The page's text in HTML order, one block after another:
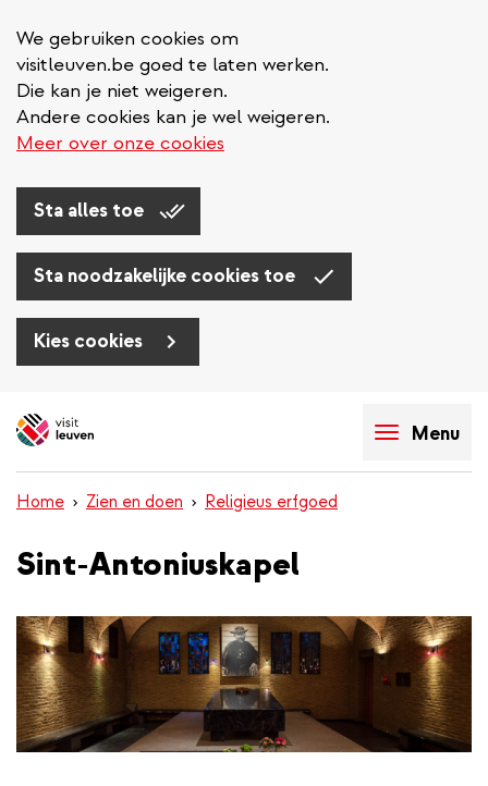
We gebruiken cookies om
visitleuven.be goed te laten werken.
Die kan je niet weigeren.
Andere cookies kan je wel weigeren.
Meer over onze cookies
Sta alles toe
Sta noodzakelijke cookies toe
Kies cookies
en
inhoud
Menu
Home Zien en doen Religieus erfgoed
Sint-Antoniuskapel